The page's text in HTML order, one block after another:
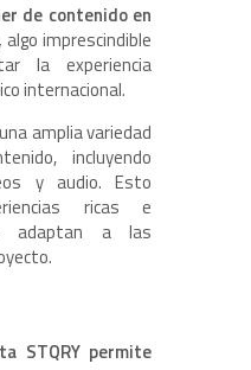
de contenido en
algo imprescindible
la experiencia
internacional.
amplia variedad
incluyendo
y audio. Esto
ricas e
adaptan a las
STQRY permite